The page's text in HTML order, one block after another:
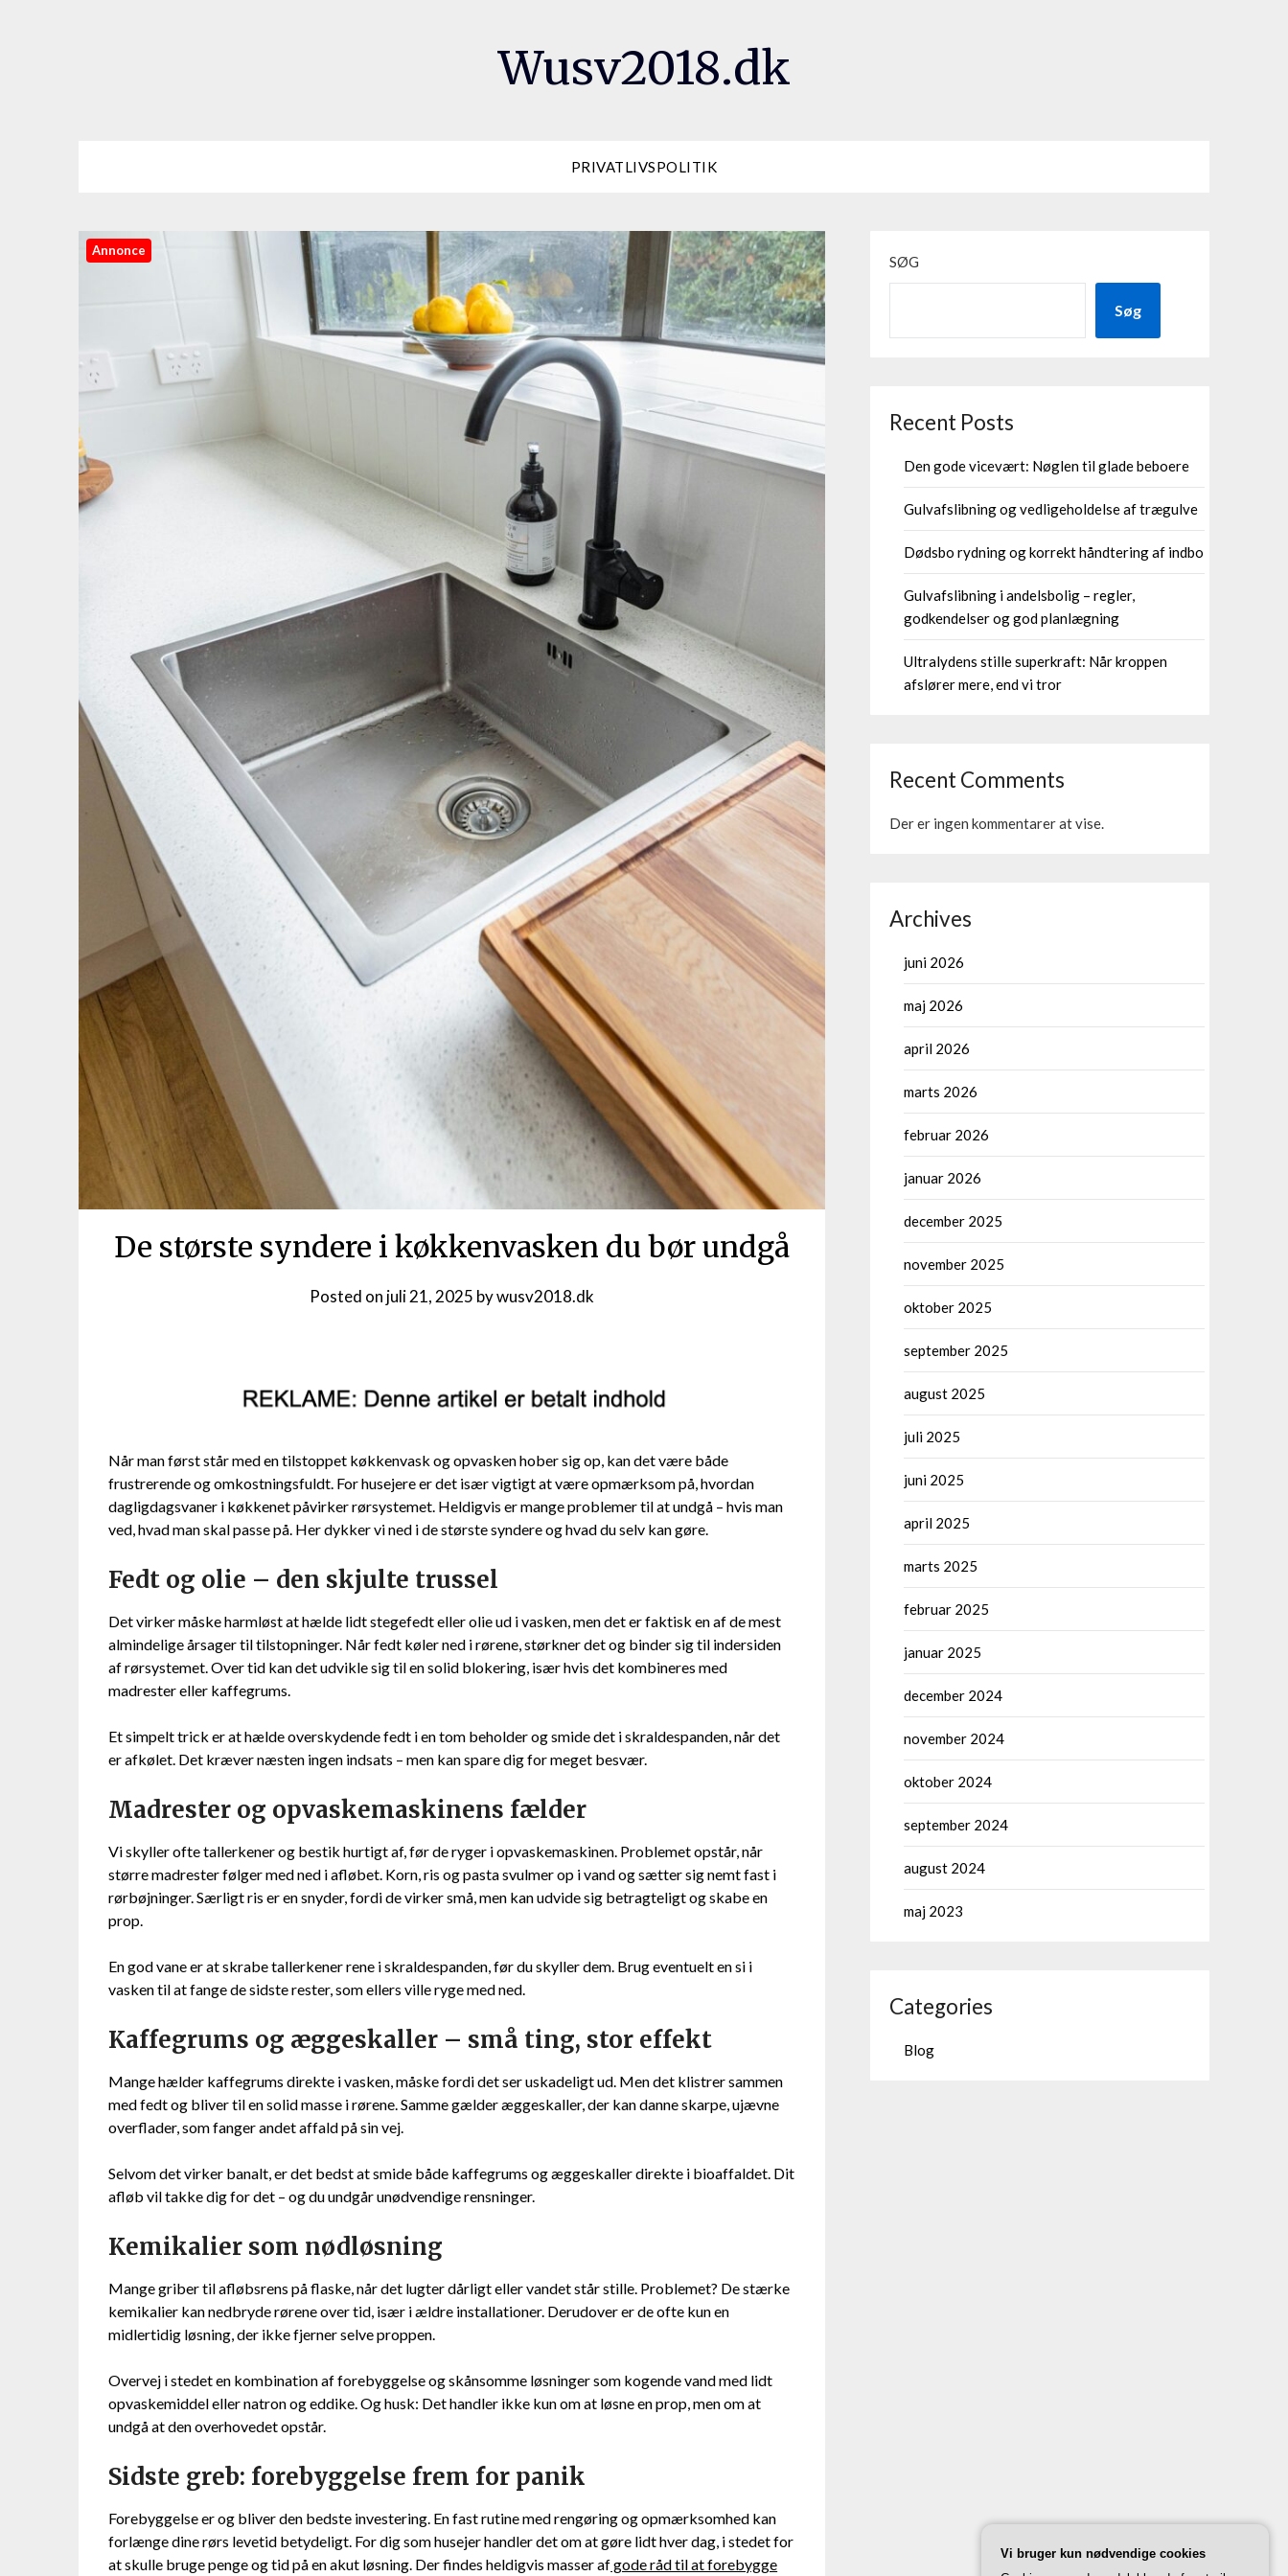
Wusv2018.dk
PRIVATLIVSPOLITIK
Annonce
De største syndere i køkkenvasken du bør undgå
Posted on juli 21, 2025 bywusv2018.dk
Når man først står med en tilstoppet køkkenvask og opvasken hober sig op, kan det være både
frustrerende og omkostningsfuldt. For husejere er det især vigtigt at være opmærksom på, hvordan
dagligdagsvaner i køkkenet påvirker rørsystemet. Heldigvis er mange problemer til at undgå – hvis man
ved, hvad man skal passe på. Her dykker vi ned i de største syndere og hvad du selv kan gøre.
Fedt og olie – den skjulte trussel
Det virker måske harmløst at hælde lidt stegefedt eller olie ud i vasken, men det er faktisk en af de mest
almindelige årsager til tilstopninger. Når fedt køler ned i rørene, størkner det og binder sig til indersiden
af rørsystemet. Over tid kan det udvikle sig til en solid blokering, især hvis det kombineres med
madrester eller kaffegrums.
Et simpelt trick er at hælde overskydende fedt i en tom beholder og smide det i skraldespanden, når det
er afkølet. Det kræver næsten ingen indsats – men kan spare dig for meget besvær.
Madrester og opvaskemaskinens fælder
Vi skyller ofte tallerkener og bestik hurtigt af, før de ryger i opvaskemaskinen. Problemet opstår, når
større madrester følger med ned i afløbet. Korn, ris og pasta svulmer op i vand og sætter sig nemt fast i
rørbøjninger. Særligt ris er en snyder, fordi de virker små, men kan udvide sig betragteligt og skabe en
prop.
En god vane er at skrabe tallerkener rene i skraldespanden, før du skyller dem. Brug eventuelt en si i
vasken til at fange de sidste rester, som ellers ville ryge med ned.
Kaffegrums og æggeskaller – små ting, stor effekt
Mange hælder kaffegrums direkte i vasken, måske fordi det ser uskadeligt ud. Men det klistrer sammen
med fedt og bliver til en solid masse i rørene. Samme gælder æggeskaller, der kan danne skarpe, ujævne
overflader, som fanger andet affald på sin vej.
Selvom det virker banalt, er det bedst at smide både kaffegrums og æggeskaller direkte i bioaffaldet. Dit
afløb vil takke dig for det – og du undgår unødvendige rensninger.
Kemikalier som nødløsning
Mange griber til afløbsrens på flaske, når det lugter dårligt eller vandet står stille. Problemet? De stærke
kemikalier kan nedbryde rørene over tid, især i ældre installationer. Derudover er de ofte kun en
midlertidig løsning, der ikke fjerner selve proppen.
Overvej i stedet en kombination af forebyggelse og skånsomme løsninger som kogende vand med lidt
opvaskemiddel eller natron og eddike. Og husk: Det handler ikke kun om at løsne en prop, men om at
undgå at den overhovedet opstår.
Sidste greb: forebyggelse frem for panik
Forebyggelse er og bliver den bedste investering. En fast rutine med rengøring og opmærksomhed kan
forlænge dine rørs levetid betydeligt. For dig som husejer handler det om at gøre lidt hver dag, i stedet for
at skulle bruge penge og tid på en akut løsning. Der findes heldigvis masser afgode råd til at forebygge
SØG
Søg
Recent Posts
Den gode vicevært: Nøglen til glade beboere
Gulvafslibning og vedligeholdelse af trægulve
Dødsbo rydning og korrekt håndtering af indbo
Gulvafslibning i andelsbolig – regler,
godkendelser og god planlægning
Ultralydens stille superkraft: Når kroppen
afslører mere, end vi tror
Recent Comments
Der er ingen kommentarer at vise.
Archives
juni 2026
maj 2026
april 2026
marts 2026
februar 2026
januar 2026
december 2025
november 2025
oktober 2025
september 2025
august 2025
juli 2025
juni 2025
april 2025
marts 2025
februar 2025
januar 2025
december 2024
november 2024
oktober 2024
september 2024
august 2024
maj 2023
Categories
Blog
Vi bruger kun nødvendige cookies